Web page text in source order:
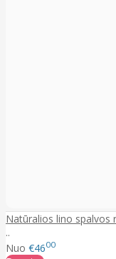
Natūralios lino spalvos
..
Nuo €4600